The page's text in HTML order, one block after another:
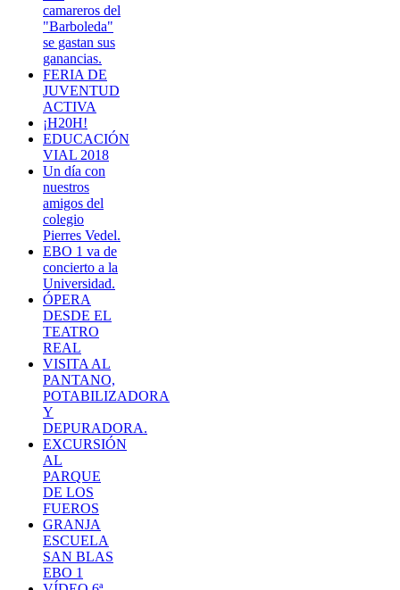
camareros del
"Barboleda"
se gastan sus
ganancias.
FERIA DE
JUVENTUD
ACTIVA
¡H20H!
EDUCACIÓN
VIAL 2018
Un día con
nuestros
amigos del
colegio
Pierres Vedel.
EBO 1 va de
concierto a la
Universidad.
ÓPERA
DESDE EL
TEATRO
REAL
VISITA AL
PANTANO,
POTABILIZADORA
Y
DEPURADORA.
EXCURSIÓN
AL
PARQUE
DE LOS
FUEROS
GRANJA
ESCUELA
SAN BLAS
EBO 1